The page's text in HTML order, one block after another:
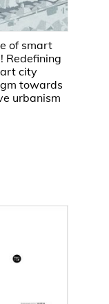
of smart
Redefining
city
towards
urbanism